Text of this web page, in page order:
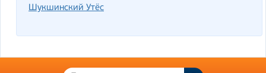
Шукшинский Утёс